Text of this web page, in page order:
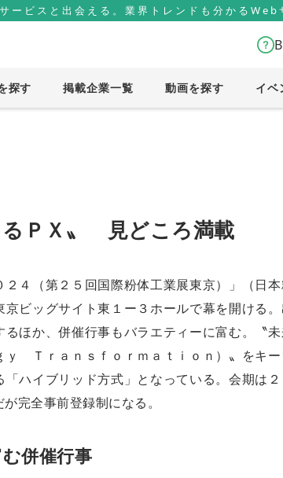
ービスと出会える。業界トレンドも分かるWeb
探す 掲載企業一覧 動画を探す イベ
るＰＸ〟 見どころ満載
４（第２５回国際粉体工業展東京）」（日
京ビッグサイト東１ー３ホールで幕を開ける
ほか、併催行事もバラエティーに富む。〝
ｙ Ｔｒａｎｓｆｏｒｍａｔｉｏｎ）〟をキ
「ハイブリッド方式」となっている。会期は
完全事前登録制になる。
併催行事